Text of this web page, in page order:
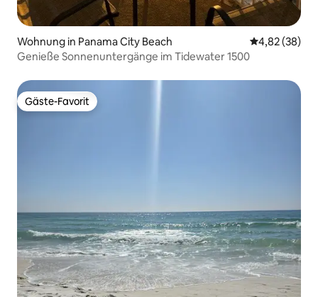
Wohnung in Panama City Beach
4,82 (38)
Genieße Sonnenuntergänge im Tidewater 1500
Gäste-Favorit
Gäste-Favorit